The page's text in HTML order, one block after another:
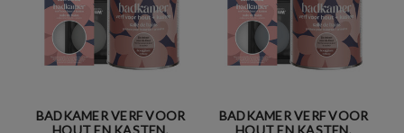
BADKAMER VERF VOOR
BADKAMER VERF VOOR